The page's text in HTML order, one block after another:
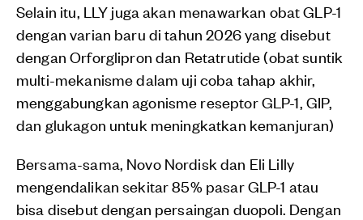
Selain itu, LLY juga akan menawarkan obat GLP-1
dengan varian baru di tahun 2026 yang disebut
dengan Orforglipron dan Retatrutide (obat suntik
multi-mekanisme dalam uji coba tahap akhir,
menggabungkan agonisme reseptor GLP-1, GIP,
dan glukagon untuk meningkatkan kemanjuran)
Bersama-sama, Novo Nordisk dan Eli Lilly
mengendalikan sekitar 85% pasar GLP-1 atau
bisa disebut dengan persaingan duopoli. Dengan